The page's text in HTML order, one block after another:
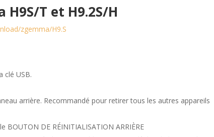
T et H9.2S/H
zgemma/H9.S
clé USB.
arrière. Recommandé pour retirer tous les autres appareils
DE RÉINITIALISATION ARRIÈRE